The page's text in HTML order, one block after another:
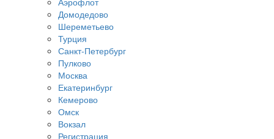
Домодедово
Шереметьево
Турция
Санкт-Петербург
Пулково
Москва
Екатеринбург
Кемерово
Омск
Вокзал
Регистрация